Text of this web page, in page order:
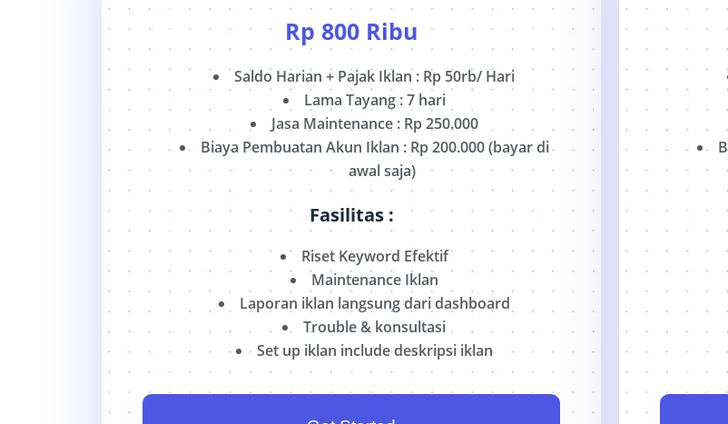
Rp 800 Ribu
Saldo Harian + Pajak Iklan : Rp 50rb/ Hari
Lama Tayang : 7 hari
Jasa Maintenance : Rp 250.000
Biaya Pembuatan Akun Iklan : Rp 200.000 (bayar di
awal saja)
Fasilitas :
Riset Keyword Efektif
Maintenance Iklan
Laporan iklan langsung dari dashboard
Trouble & konsultasi
Set up iklan include deskripsi iklan